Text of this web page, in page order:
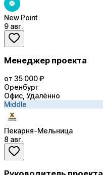
New Point
9 авг.
Менеджер проекта
от 35 000 ₽
Оренбург
Офис, Удалённо
Middle
Пекарня-Мельница
8 авг.